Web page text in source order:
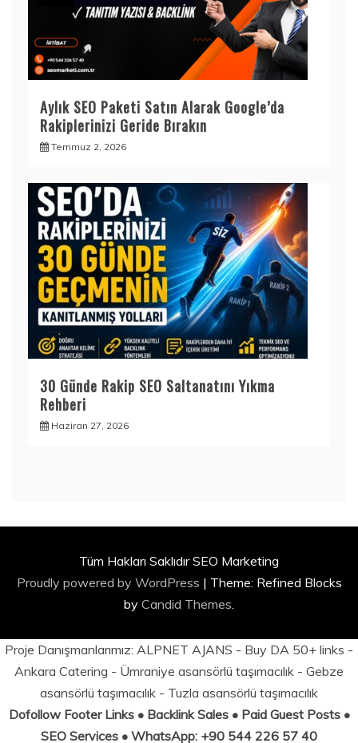
Aylık SEO Paketi Satın Alarak Google’da
Rakiplerinizi Geride Bırakın
Temmuz 2, 2026
30 Günde Rakip SEO Saltanatını Yıkma
Rehberi
Haziran 27, 2026
Tüm Hakları Saklıdır SEO Marketing
Proudly powered by WordPress | Theme: Refined Blocks
by Candid Themes.
Proje Danışmanlarımız: ALPNET AJANS - Buy DA 50+ links -
Ankara Catering - Ümraniye asansörlü taşımacılık - Gebze
asansörlü taşımacılık - Tuzla asansörlü taşımacılık
Dofollow Footer Links • Backlink Sales • Paid Guest Posts •
SEO Services • WhatsApp: +90 544 226 57 40